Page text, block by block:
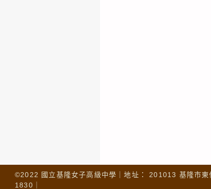
©2022 國立基隆女子高級中學｜地址： 201013 基隆市
1830｜